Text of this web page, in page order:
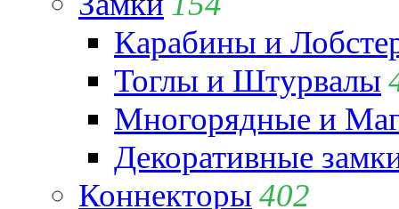
Карабины и
Тоглы и Штурвалы
Многорядные и
Декоративные
Коннекторы 402